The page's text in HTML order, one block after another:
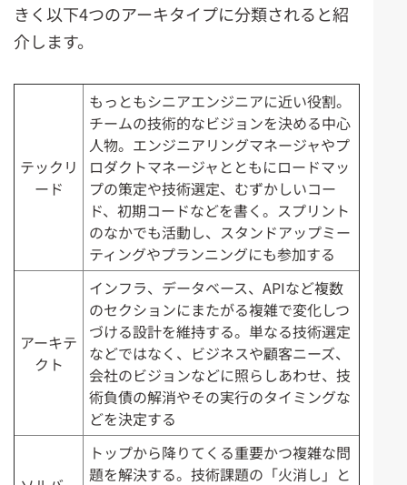
きく以下4つのアーキタイプに分類されると紹
介します。
テックリ
ード
もっともシニアエンジニアに近い役割。
チームの技術的なビジョンを決める中心
人物。エンジニアリングマネージャやプ
ロダクトマネージャとともにロードマッ
プの策定や技術選定、むずかしいコー
ド、初期コードなどを書く。スプリント
のなかでも活動し、スタンドアップミー
ティングやプランニングにも参加する
アーキテ
クト
インフラ、データベース、APIなど複数
のセクションにまたがる複雑で変化しつ
づける設計を維持する。単なる技術選定
などではなく、ビジネスや顧客ニーズ、
会社のビジョンなどに照らしあわせ、技
術負債の解消やその実行のタイミングな
どを決定する
トップから降りてくる重要かつ複雑な問
題を解決する。技術課題の「火消し」と